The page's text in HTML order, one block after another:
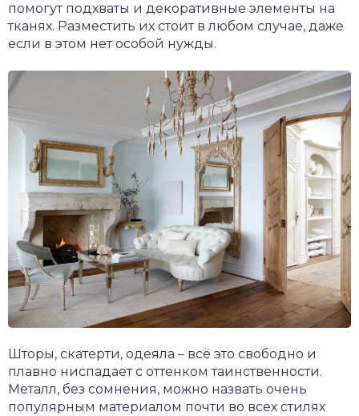
помогут подхваты и декоративные элементы на
тканях. Разместить их стоит в любом случае, даже
если в этом нет особой нужды.
Шторы, скатерти, одеяла – всё это свободно и
плавно ниспадает с оттенком таинственности.
Металл, без сомнения, можно назвать очень
популярным материалом почти во всех стилях